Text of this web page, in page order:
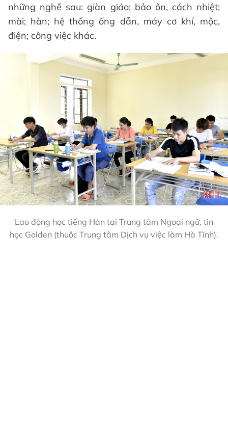
những nghề sau: giàn giáo; bảo ôn, cách nhiệt;
mài; hàn; hệ thống ống dẫn, máy cơ khí, mộc,
điện; công việc khác.
Lao động học tiếng Hàn tại Trung tâm Ngoại ngữ, tin
học Golden (thuộc Trung tâm Dịch vụ việc làm Hà Tĩnh).